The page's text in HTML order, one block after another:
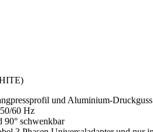
und Aluminium-Druckguss
60 Hz
90° schwenkbar